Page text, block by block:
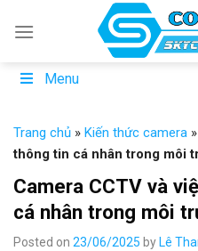
Menu
Trang chủ » Kiến thức camera »
thông tin cá nhân trong môi
Camera CCTV và
cá nhân trong môi
Posted on 23/06/2025 by Lê